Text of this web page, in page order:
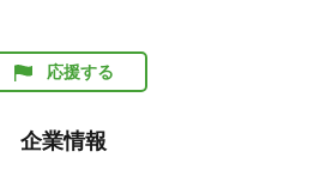
応援する
企業情報